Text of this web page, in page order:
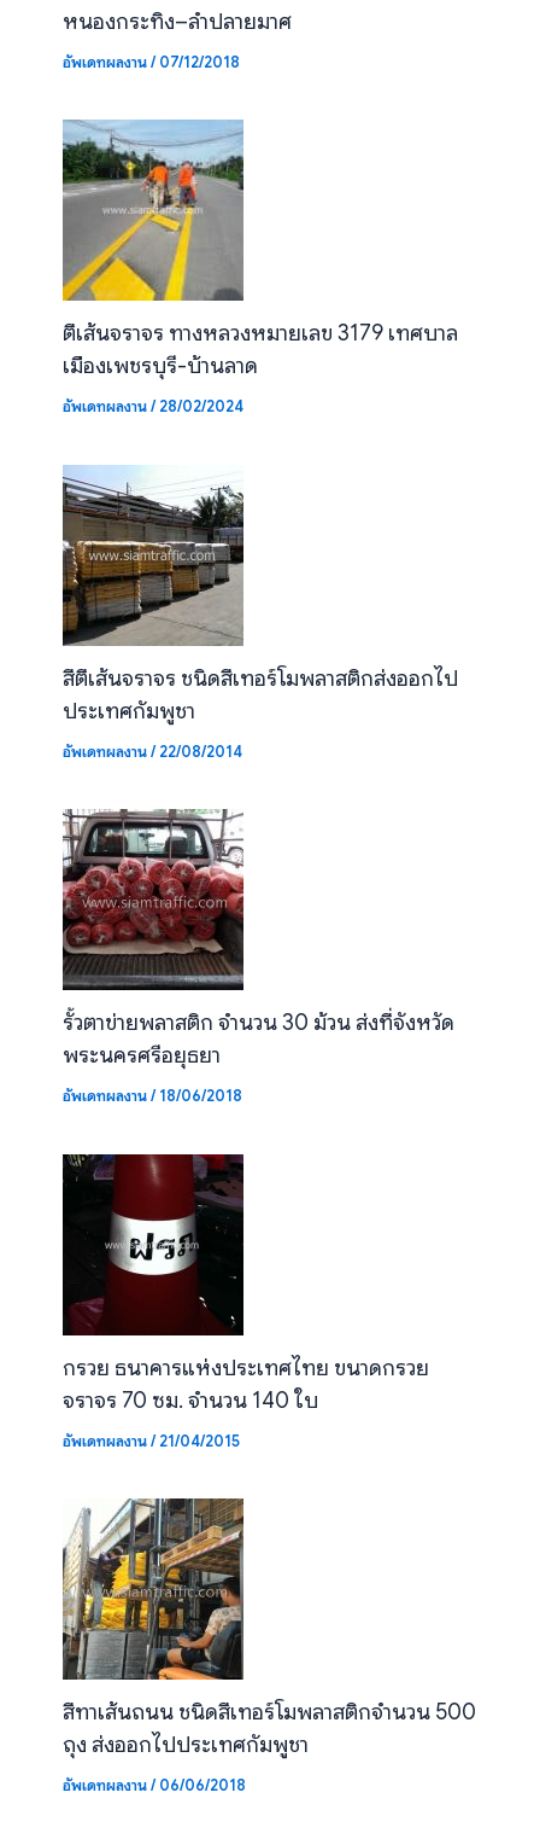
หนองกระทิง–ลำปลายมาศ
อัพเดทผลงาน/07/12/2018
ตีเส้นจราจร ทางหลวงหมายเลข 3179 เทศบาล
เมืองเพชรบุรี-บ้านลาด
อัพเดทผลงาน/28/02/2024
สีตีเส้นจราจร ชนิดสีเทอร์โมพลาสติกส่งออกไป
ประเทศกัมพูชา
อัพเดทผลงาน/22/08/2014
รั้วตาข่ายพลาสติก จำนวน 30 ม้วน ส่งที่จังหวัด
พระนครศรีอยุธยา
อัพเดทผลงาน/18/06/2018
กรวย ธนาคารแห่งประเทศไทย ขนาดกรวย
จราจร 70 ซม. จำนวน 140 ใบ
อัพเดทผลงาน/21/04/2015
สีทาเส้นถนน ชนิดสีเทอร์โมพลาสติกจำนวน 500
ถุง ส่งออกไปประเทศกัมพูชา
อัพเดทผลงาน/06/06/2018